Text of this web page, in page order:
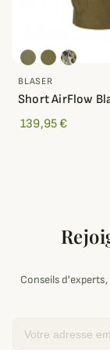
BLASER
Short AirFlow
139,95 €
Conseils